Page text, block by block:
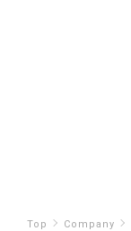
Top Company